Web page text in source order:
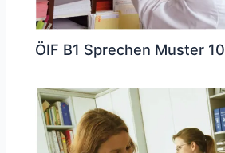
ÖIF B1 Sprechen Muster 10